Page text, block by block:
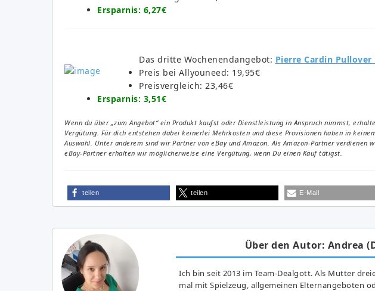
Ersparnis: 6,27€
Das dritte Wochenendangebot: Pierre Cardin
Preis bei Allyouneed: 19,95€
Preisvergleich: 23,46€
Ersparnis: 3,51€
Wenn du über „zum Angebot“ ein Produkt kaufst oder Dienstleistung in Anspruch nimmst,
Vergütung. Für dich entstehen dabei keinerlei Mehrkosten und diese Provisionen haben in
Auswahl. Unter anderem sind wir Partner von eBay und Amazon. Als Amazon-Partner verdienen
eBay-Partner erhalten wir möglicherweise eine Vergütung, wenn Du einen Kauf tätigst.
teilen teilen E-Mail
Über den Autor: Andrea
Ich bin seit 2013 im Team-Dealgott. Als Mutter
mal mit Spielzeug, allgemeinen Elternangeboten